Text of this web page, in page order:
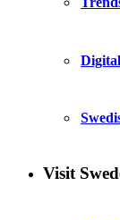
Visit